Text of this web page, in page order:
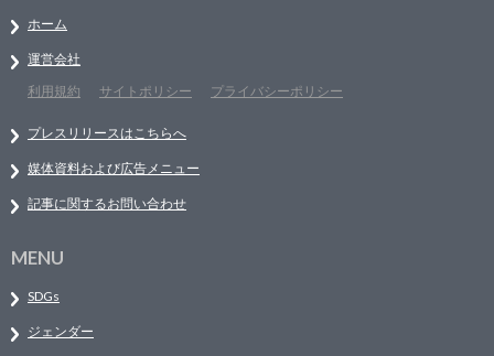
ホーム
運営会社
利用規約
サイトポリシー プライバシーポリシー
プレスリリースはこちらへ
媒体資料および広告メニュー
記事に関するお問い合わせ
MENU
SDGs
ジェンダー